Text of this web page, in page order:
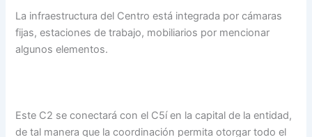
La infraestructura del Centro está integrada por cámaras
fijas, estaciones de trabajo, mobiliarios por mencionar
algunos elementos.
Este C2 se conectará con el C5í en la capital de la entidad,
de tal manera que la coordinación permita otorgar todo el